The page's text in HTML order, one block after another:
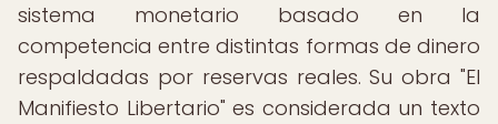
sistema monetario basado en la
competencia entre distintas formas de dinero
respaldadas por reservas reales. Su obra "El
Manifiesto Libertario" es considerada un texto